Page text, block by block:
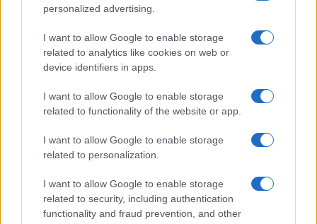
personalized advertising.
I want to allow Google to enable storage
related to analytics like cookies on web or
device identifiers in apps.
I want to allow Google to enable storage
related to functionality of the website or app.
I want to allow Google to enable storage
related to personalization.
I want to allow Google to enable storage
related to security, including authentication
functionality and fraud prevention, and other